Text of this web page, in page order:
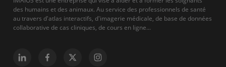
des humains et des animaux. Au service des professionnels de santé
au travers d'atlas interactifs, d'imagerie médicale, de base de données
collaborative de cas cliniques, de cours en ligne...